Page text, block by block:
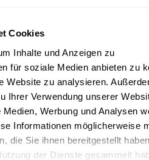
Cookies
Inhalte und Anzeigen zu
für soziale Medien anbieten zu
Website zu analysieren.
Ihrer Verwendung unserer
Werbung und Analysen
Informationen möglicherweise
die Sie ihnen bereitgestellt
der Dienste gesammelt
anstehen,
muss den Wahlvorstand
der Wahlvorstand genug
so zu planen und
Wahlergebnis bekannt
bevor die Amtszeit des
Ansonsten kann es zu einer